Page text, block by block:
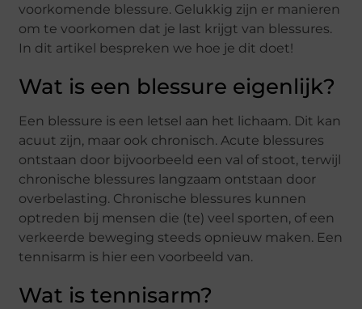
voorkomende blessure. Gelukkig zijn er manieren
om te voorkomen dat je last krijgt van blessures.
In dit artikel bespreken we hoe je dit doet!
Wat is een blessure eigenlijk?
Een blessure is een letsel aan het lichaam. Dit kan
acuut zijn, maar ook chronisch. Acute blessures
ontstaan door bijvoorbeeld een val of stoot, terwijl
chronische blessures langzaam ontstaan door
overbelasting. Chronische blessures kunnen
optreden bij mensen die (te) veel sporten, of een
verkeerde beweging steeds opnieuw maken. Een
tennisarm is hier een voorbeeld van.
Wat is tennisarm?